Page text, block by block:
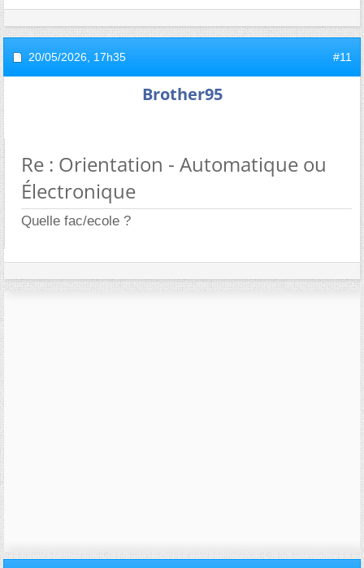
20/05/2026, 17h35 #11
Brother95
Re : Orientation - Automatique ou
Électronique
Quelle fac/ecole ?